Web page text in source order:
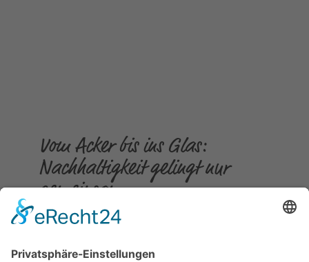
Vom Acker bis ins Glas:
Nachhaltigkeit gelingt nur
gemeinsam
Gepostet am23.07.2026